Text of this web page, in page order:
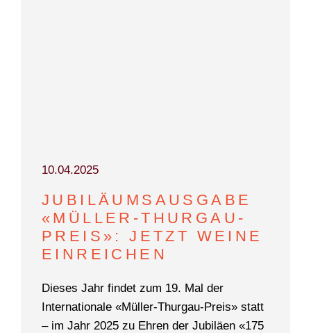
10.04.2025
JUBILÄUMSAUSGABE
«MÜLLER-THURGAU-
PREIS»: JETZT WEINE
EINREICHEN
Dieses Jahr findet zum 19. Mal der
Internationale «Müller-Thurgau-Preis» statt
– im Jahr 2025 zu Ehren der Jubiläen «175